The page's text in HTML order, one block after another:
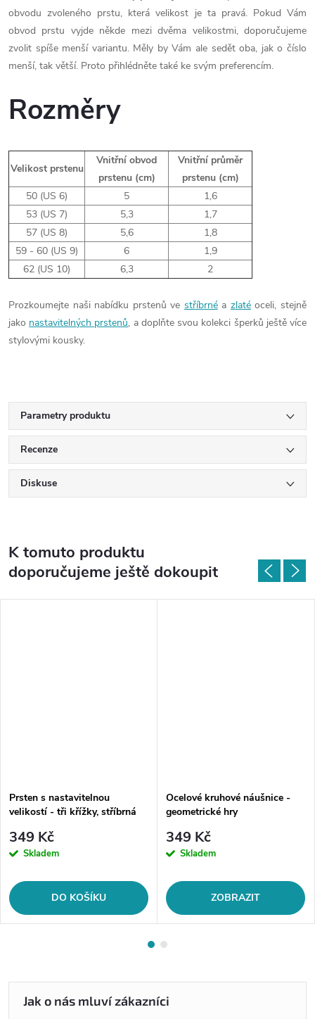
obvodu zvoleného prstu, která velikost je ta pravá. Pokud Vám
obvod prstu vyjde někde mezi dvěma velikostmi, doporučujeme
zvolit spíše menší variantu. Měly by Vám ale sedět oba, jak o číslo
menší, tak větší. Proto přihlédněte také ke svým preferencím.
Rozměry
Velikost prstenu
Vnitřní obvod
prstenu (cm)
Vnitřní průměr
prstenu (cm)
50 (US 6)
5
1,6
53 (US 7)
5,3
1,7
57 (US 8)
5,6
1,8
59 - 60 (US 9)
6
1,9
62 (US 10)
6,3 2
Prozkoumejte naši nabídku prstenů ve stříbrnéa zlatéoceli, stejně
jako nastavitelných prstenů, a doplňte svou kolekci šperků ještě více
stylovými kousky.
Parametry produktu
Recenze
Diskuse
K tomuto produktu
doporučujeme ještě dokoupit
Prsten s nastavitelnou
velikostí - tři křížky, stříbrná
349 Kč
Skladem
DO KOŠÍKU
Ocelové kruhové náušnice -
geometrické hry
349 Kč
Skladem
ZOBRAZIT